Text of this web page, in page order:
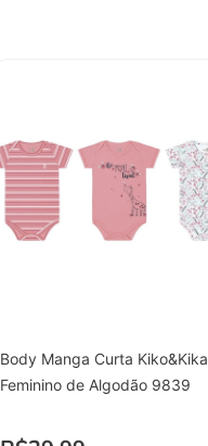
Body Manga Curta Kiko&Kika
Feminino de Algodão 9839